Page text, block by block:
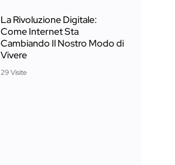
La Rivoluzione Digitale:
Come Internet Sta
Cambiando Il Nostro Modo di
Vivere
29 Visite